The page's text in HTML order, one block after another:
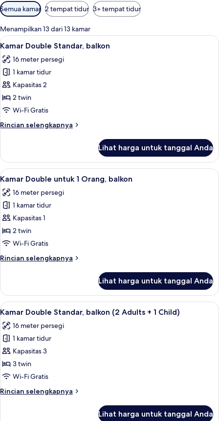
Filter
tersedia
untuk
kamar
Semua kamar 2 tempat tidur 3+ tempat tidur
Menampilkan 13 dari 13 kamar
Lihat
semua
foto
untuk
Kamar
Double
Standar,
Minibar, brankas, meja kerja, dan
4
Kamar Double Standar, balkon
16 meter persegi
1 kamar tidur
Kapasitas 2
2 twin
Wi-Fi Gratis
Rincian selengkapnya
Rincian
Kamar
Double
Standar,
Lihat harga untuk tanggal Anda
Lihat
semua
foto
untuk
Kamar
Double
untuk
Orang,
Minibar, brankas, meja kerja, dan
4
Kamar Double untuk 1 Orang, balkon
16 meter persegi
1 kamar tidur
Kapasitas 1
2 twin
Wi-Fi Gratis
Rincian selengkapnya
Rincian
Kamar
Double
untuk
Orang,
balkon
Lihat harga untuk tanggal Anda
Lihat
semua
foto
untuk
Kamar
Double
Standar,
(2
Minibar, brankas, meja kerja, dan
4
Kamar Double Standar, balkon (2 Adults + 1 Child)
16 meter persegi
1 kamar tidur
Kapasitas 3
3 twin
Wi-Fi Gratis
Rincian selengkapnya
Rincian
Lihat harga untuk tanggal Anda